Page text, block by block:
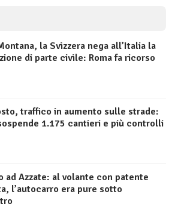
la Svizzera nega all’Italia la
di parte civile: Roma fa ricorso
traffico in aumento sulle strade:
1.175 cantieri e più controlli
ad Azzate: al volante con patente
l’autocarro era pure sotto